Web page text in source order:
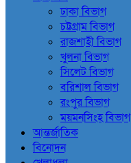
ঢাকা বিভাগ
চট্টগ্রাম বিভাগ
রাজশাহী বিভাগ
খুলনা বিভাগ
সিলেট বিভাগ
বরিশাল বিভাগ
রংপুর বিভাগ
ময়মনসিংহ বিভাগ
আন্তর্জাতিক
বিনোদন